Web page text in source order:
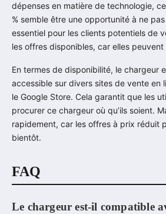
dépenses en matière de technologie,
% semble être une opportunité à ne
essentiel pour les clients potentiels de
les offres disponibles, car elles
En termes de disponibilité, le chargeur
accessible sur divers sites de vente en
le Google Store. Cela garantit que les
procurer ce chargeur où qu’ils soient.
rapidement, car les offres à prix réduit
bientôt.
FAQ
Le chargeur est-il compatible